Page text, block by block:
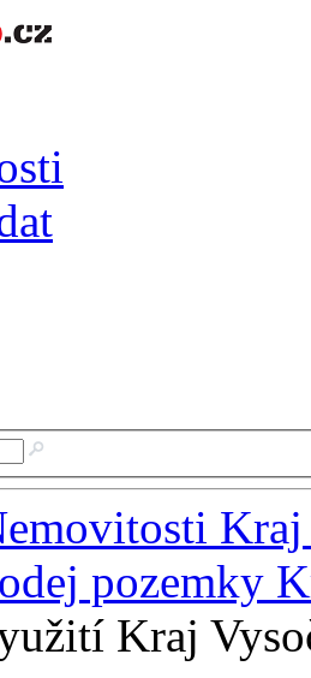
Kraj
pozemky
Kraj